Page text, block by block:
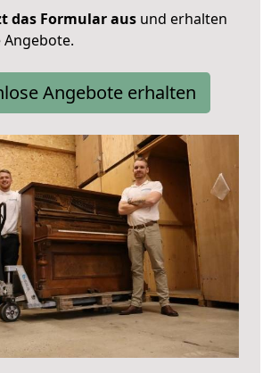
das Formular aus und erhalten
Angebote.
Angebote erhalten